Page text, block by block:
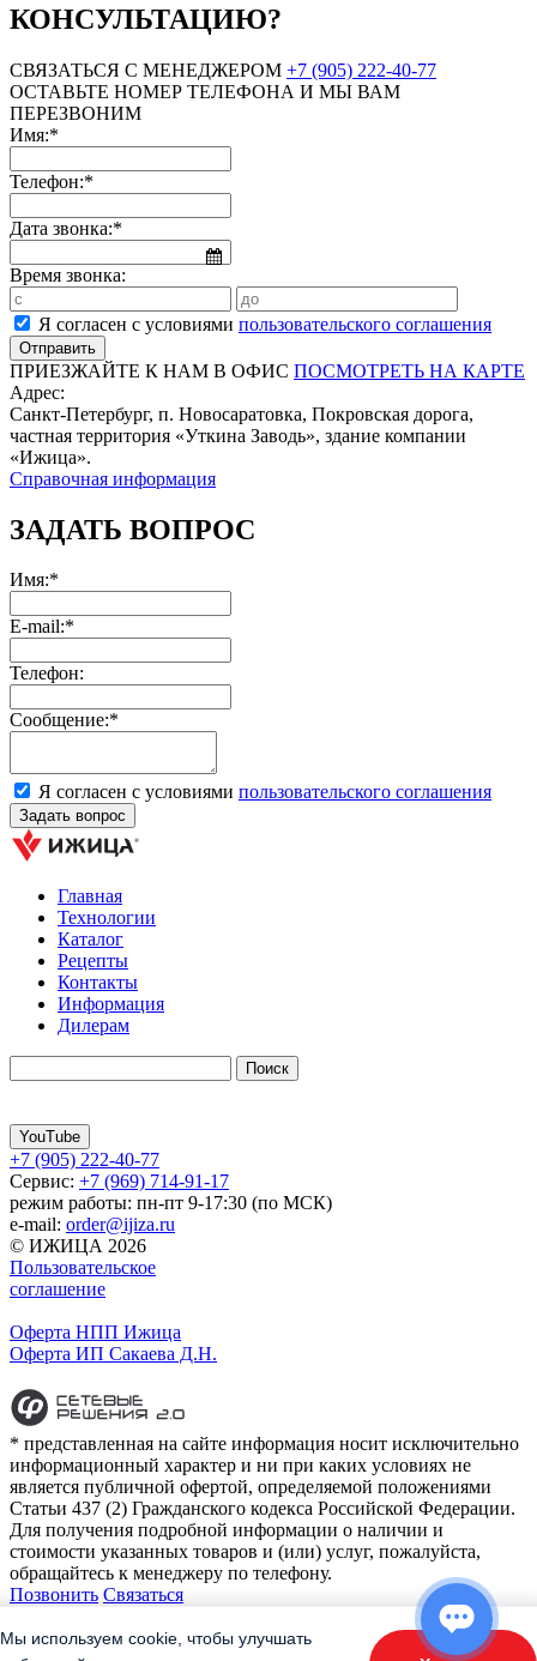
КОНСУЛЬТАЦИЮ?
СВЯЗАТЬСЯ С МЕНЕДЖЕРОМ +7 (905) 222-40-77
ОСТАВЬТЕ НОМЕР ТЕЛЕФОНА И МЫ ВАМ
ПЕРЕЗВОНИМ
Имя:*
Телефон:*
Дата звонка:*
Время звонка:
Я согласен с условиями пользовательского соглашения
ПРИЕЗЖАЙТЕ К НАМ В ОФИС ПОСМОТРЕТЬ НА КАРТЕ
Адрес:
Санкт-Петербург, п. Новосаратовка, Покровская дорога,
частная территория «Уткина Заводь», здание компании
«Ижица».
Справочная информация
ЗАДАТЬ ВОПРОС
Имя:*
E-mail:*
Телефон:
Сообщение:*
Я согласен с условиями пользовательского соглашения
Главная
Технологии
Каталог
Рецепты
Контакты
Информация
Дилерам
YouTube
+7 (905) 222-40-77
Сервис: +7 (969) 714-91-17
режим работы: пн-пт 9-17:30 (по МСК)
e-mail: order@ijiza.ru
© ИЖИЦА 2026
Пользовательское
соглашение
Оферта НПП Ижица
Оферта ИП Сакаева Д.Н.
* представленная на сайте информация носит исключительно
информационный характер и ни при каких условиях не
является публичной офертой, определяемой положениями
Статьи 437 (2) Гражданского кодекса Российской Федерации.
Для получения подробной информации о наличии и
стоимости указанных товаров и (или) услуг, пожалуйста,
обращайтесь к менеджеру по телефону.
Позвонить Связаться
E-mail:order@ijiza.ru
Мы используем cookie, чтобы улучшать